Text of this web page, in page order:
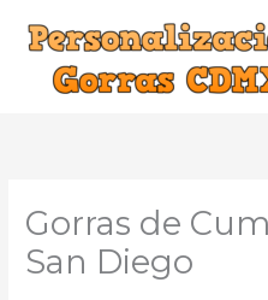
contenido
Gorras de
San Diego